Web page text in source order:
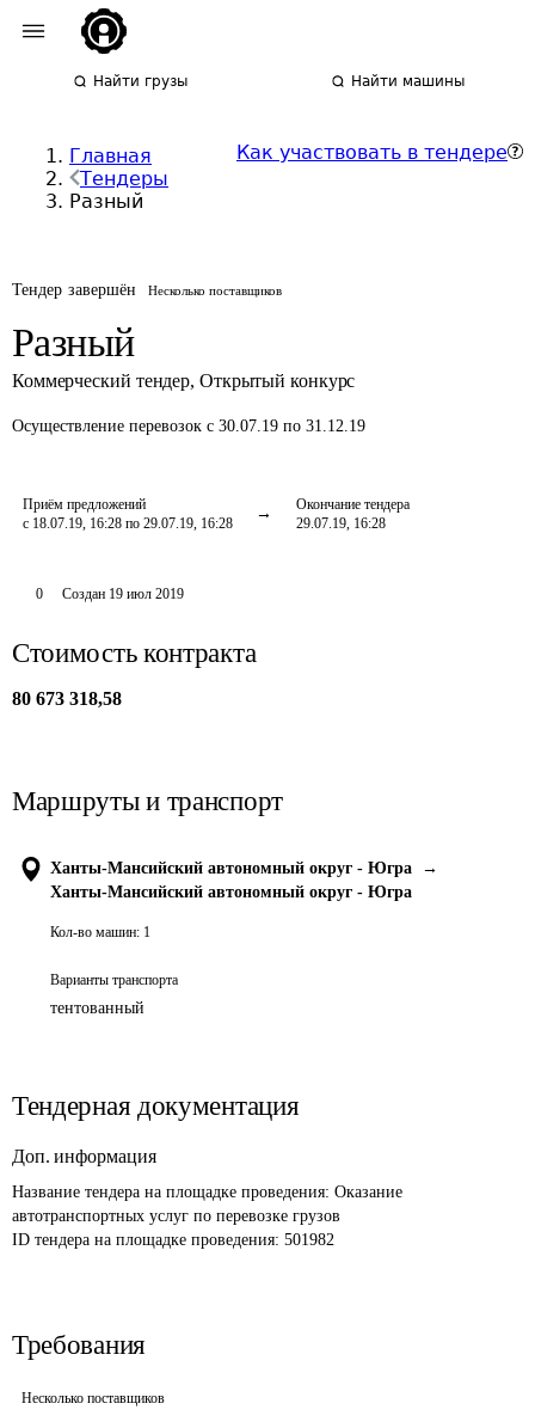
Найти грузы Найти машины
Главная
Тендеры
Разный
Как участвовать в тендере
Тендер завершён Несколько поставщиков
Разный
Коммерческий тендер, Открытый конкурс
Осуществление перевозок с 30.07.19 по 31.12.19
Приём предложений
с 18.07.19, 16:28 по 29.07.19, 16:28
Окончание тендера
29.07.19, 16:28
0 Создан 19 июл 2019
Стоимость контракта
80 673 318,58
Маршруты и транспорт
Ханты-Мансийский автономный округ - Югра
→
Ханты-Мансийский автономный округ - Югра
Кол-во машин: 1
Варианты транспорта
тентованный
Тендерная документация
Доп. информация
Название тендера на площадке проведения: Оказание
автотранспортных услуг по перевозке грузов
ID тендера на площадке проведения: 501982
Требования
Несколько поставщиков